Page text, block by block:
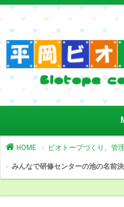
HOME ビオトープづくり、管理
みんなで研修センターの池の名前